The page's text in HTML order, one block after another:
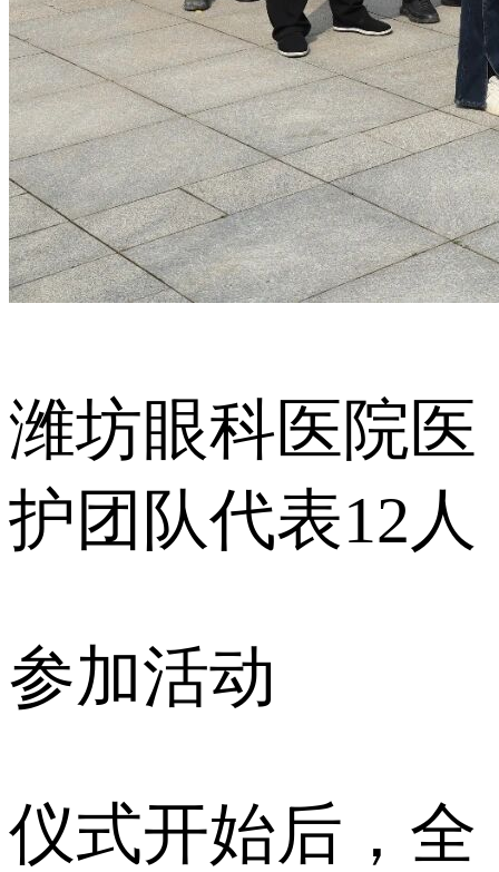
潍坊眼科医院医
护团队代表12人
参加活动
仪式开始后，全